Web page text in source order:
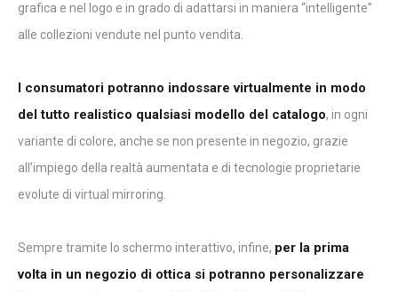
grafica e nel logo e in grado di adattarsi in maniera “intelligente”
alle collezioni vendute nel punto vendita.
I consumatori potranno indossare virtualmente in modo
del tutto realistico qualsiasi modello del catalogo, in ogni
variante di colore, anche se non presente in negozio, grazie
all’impiego della realtà aumentata e di tecnologie proprietarie
evolute di virtual mirroring.
Sempre tramite lo schermo interattivo, infine, per la prima
volta in un negozio di ottica si potranno personalizzare